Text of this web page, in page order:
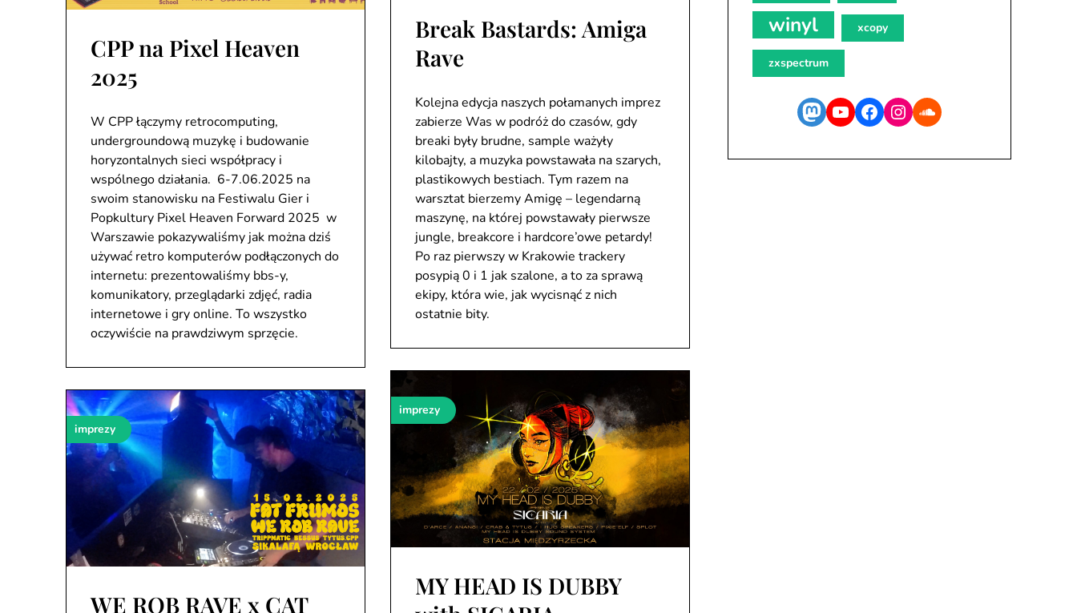
CPP na Pixel Heaven
2025
W CPP łączymy retrocomputing,
undergroundową muzykę i budowanie
horyzontalnych sieci współpracy i
wspólnego działania. 6-7.06.2025 na
swoim stanowisku na Festiwalu Gier i
Popkultury Pixel Heaven Forward 2025 w
Warszawie pokazywaliśmy jak można dziś
używać retro komputerów podłączonych do
internetu: prezentowaliśmy bbs-y,
komunikatory, przeglądarki zdjęć, radia
internetowe i gry online. To wszystko
oczywiście na prawdziwym sprzęcie.
imprezy
WE ROB RAVE x CAT
Break Bastards: Amiga
Rave
Kolejna edycja naszych połamanych imprez
zabierze Was w podróż do czasów, gdy
breaki były brudne, sample ważyły
kilobajty, a muzyka powstawała na szarych,
plastikowych bestiach. Tym razem na
warsztat bierzemy Amigę – legendarną
maszynę, na której powstawały pierwsze
jungle, breakcore i hardcore’owe petardy!
Po raz pierwszy w Krakowie trackery
posypią 0 i 1 jak szalone, a to za sprawą
ekipy, która wie, jak wycisnąć z nich
ostatnie bity.
imprezy
MY HEAD IS DUBBY
winyl xcopy
zxspectrum
Mastodon
YouTube
Facebook
Instagram
SoundCloud